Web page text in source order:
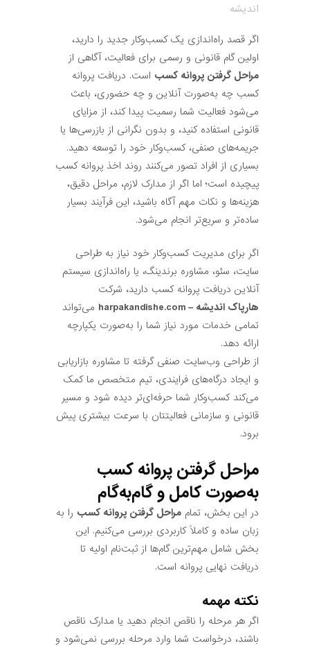
اندیشه
اگر قصد راه‌اندازی یک کسب‌وکار جدید را دارید،
اولین گام قانونی و رسمی برای فعالیت، آگاهی از
مراحل گرفتن پروانه کسب است. دریافت پروانه
کسب چه به‌صورت آنلاین و چه حضوری، باعث
می‌شود فعالیت شما رسمیت پیدا کند، از مزایای
قانونی استفاده کنید، و بدون نگرانی از بازرسی‌ها یا
جریمه‌های صنفی، کسب‌وکار خود را توسعه دهید.
بسیاری از افراد تصور می‌کنند روند اخذ پروانه کسب
پیچیده است؛ اما اگر از مدارک لازم، مراحل دقیق،
هزینه‌ها و نکات مهم آگاه باشید، این فرآیند بسیار
ساده‌تر و سریع‌تر انجام می‌شود.
اگر برای مدیریت کسب‌وکار خود نیاز به طراحی
سایت، سئو، مشاوره برندینگ، یا راه‌اندازی سیستم
آنلاین دریافت پروانه کسب دارید، شرکت
هارپاک اندیشه – harpakandishe.com
می‌تواند
تمامی خدمات مورد نیاز شما را به‌صورت یکپارچه
ارائه دهد.
از طراحی وب‌سایت صنفی گرفته تا مشاوره بازاریابی
و ایجاد درگاه‌های فرایندی، تیم متخصص ما کمک
می‌کند کسب‌وکار شما حرفه‌ای‌تر دیده شود و مسیر
قانونی و سازمانی فعالیتتان با سرعت بیشتری پیش
برود.
مراحل گرفتن پروانه کسب
به‌صورت کامل و گام‌به‌گام
در این بخش، تمام مراحل گرفتن پروانه کسب را به
زبان ساده و کاملاً کاربردی بررسی می‌کنیم. این
بخش شامل مهم‌ترین گام‌ها از ثبت‌نام اولیه تا
دریافت نهایی پروانه است.
نکته مهمه
اگر هر مرحله را ناقص انجام دهید یا مدارک ناقص
باشند، درخواست شما وارد مرحله بررسی نمی‌شود و